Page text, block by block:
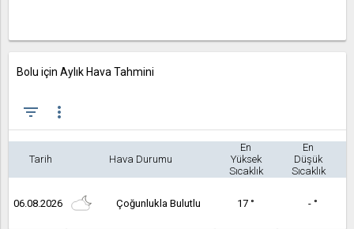
Bolu için Aylık Hava Tahmini
filter_list more_vert
Tarih Hava Durumu
En
Yüksek
Sıcaklık
En
Düşük
Sıcaklık
06.08.2026 Çoğunlukla Bulutlu 17 ° - °